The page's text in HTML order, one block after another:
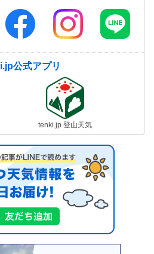
公式アプリ
tenki.jp 登山天気